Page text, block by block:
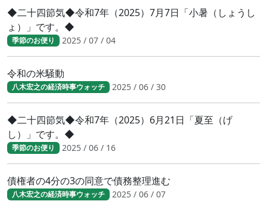
◆二十四節気◆令和7年（2025）7月7日「小暑（しょうし
ょ）」です。◆
季節のお便り 2025 / 07 / 04
令和の米騒動
八木宏之の経済時事ウォッチ 2025 / 06 / 30
◆二十四節気◆令和7年（2025）6月21日「夏至（げ
し）」です。◆
季節のお便り 2025 / 06 / 16
債権者の4分の3の同意で債務整理進む
八木宏之の経済時事ウォッチ 2025 / 06 / 07